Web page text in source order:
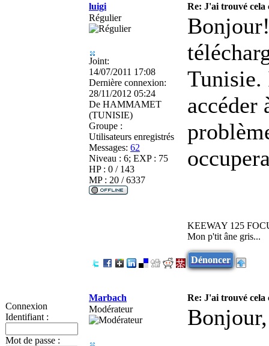
Connexion
Identifiant :
Mot de passe :
luigi
Re: J'ai trouvé cela
Régulier
Joint:
14/07/2011 17:08
Dernière connexion:
28/11/2012 05:24
De HAMMAMET
(TUNISIE)
Groupe :
Utilisateurs enregistrés
Messages: 62
Niveau : 6; EXP : 75
HP : 0 / 143
MP : 20 / 6337
Tunisie.
accéder
KEEWAY 125
Mon p'tit âne gris...
Dénoncer
Marbach
Re: J'ai trouvé cela
Modérateur